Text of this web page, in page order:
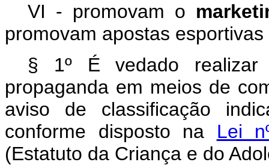
VI - promovam o
promovam apostas
§ 1º É vedado realizar
propaganda em meios de
aviso de classificação
conforme disposto na Lei
(Estatuto da Criança e do